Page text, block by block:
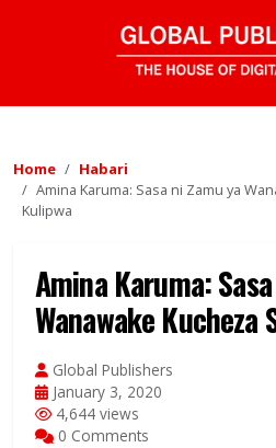
Home
Habari
Amina Karuma: Sasa ni Zamu ya
Kulipwa
Amina Karuma:
Wanawake Kucheza
Global Publishers
January 3, 2020
4,644 views
0 Comments